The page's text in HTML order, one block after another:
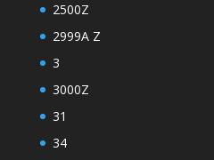
2500Z
2999A Z
3
3000Z
31
34